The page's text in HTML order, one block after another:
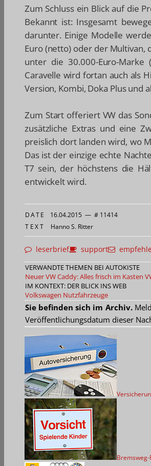
Zum Schluss ein Blick auf die
Bekannt ist: Insgesamt
darunter. Einige Modelle
Euro (netto) oder der Multivan,
unter die 30.000-Euro-
Caravelle wird fortan auch als
Version, Kombi, Doka Plus und
Zum Start offeriert VW das
zusätzliche Extras und eine
preislich dort landen wird, wo
Das ist der einzige echte
T7 sein, der höchstens die
entwickelt wird.
DATE 16.04.2015 — # 11414
TEXT Hanno S. Ritter
leserbrief support
VERWANDTE THEMEN BEI AUTOKISTE
Neuer VW Caddy: Alles frisch im Kasten
IM KONTEXT: DER BLICK INS WEB
Volkswagen Nutzfahrzeuge
Sie befinden sich im Archiv.
Veröffentlichungsdatum dieser
Bremsweg-